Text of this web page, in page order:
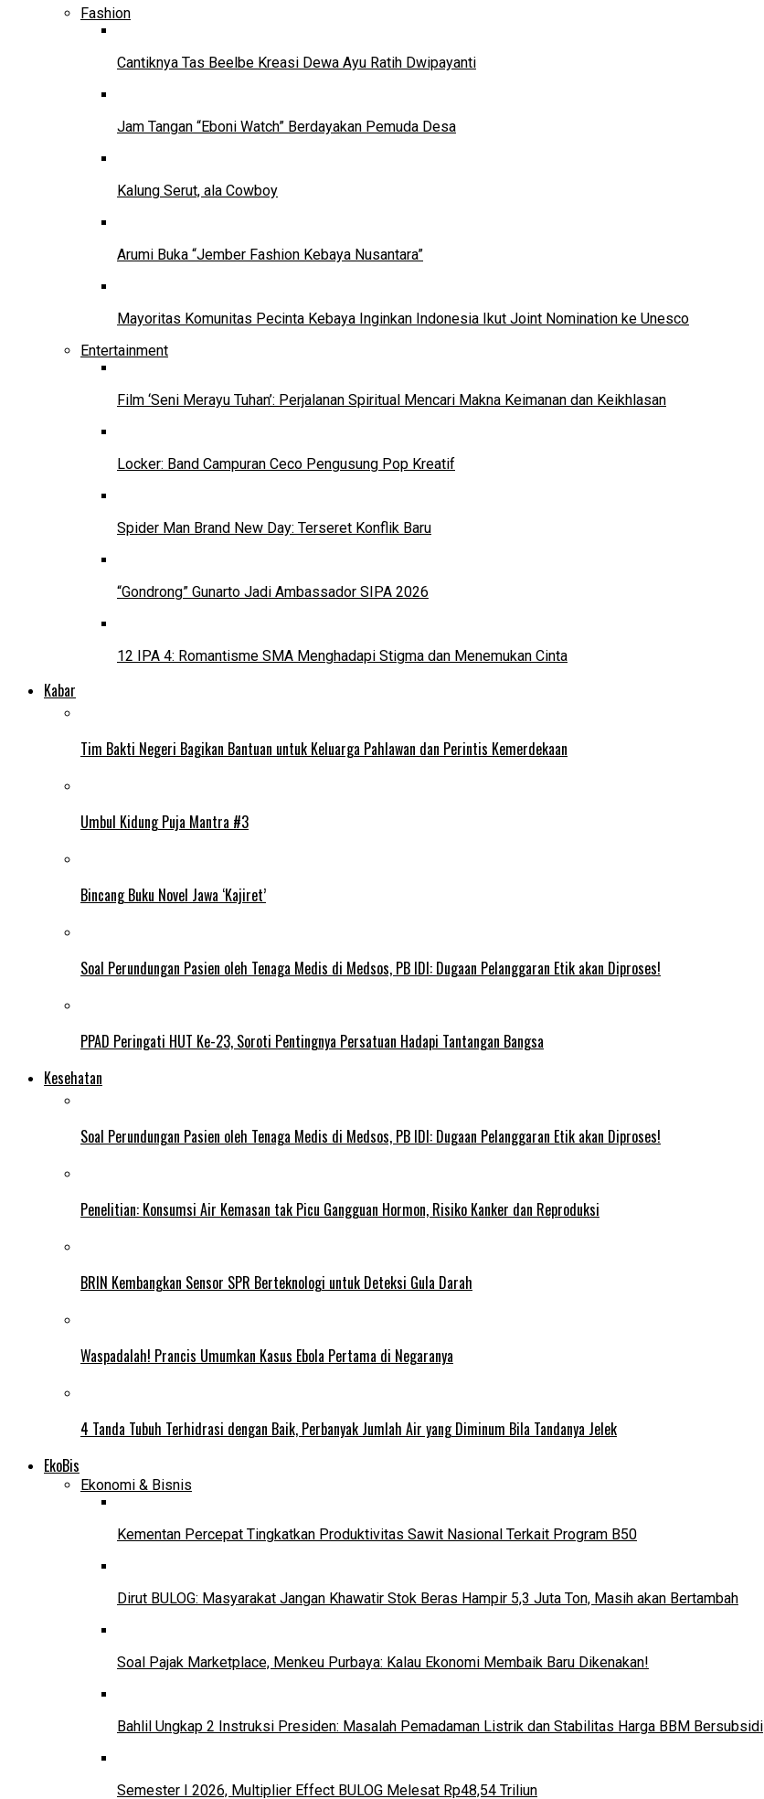
Fashion
Cantiknya Tas Beelbe Kreasi Dewa Ayu Ratih Dwipayanti
Jam Tangan “Eboni Watch” Berdayakan Pemuda Desa
Kalung Serut, ala Cowboy
Arumi Buka “Jember Fashion Kebaya Nusantara”
Mayoritas Komunitas Pecinta Kebaya Inginkan Indonesia Ikut Joint Nomination ke Unesco
Entertainment
Film ‘Seni Merayu Tuhan’: Perjalanan Spiritual Mencari Makna Keimanan dan Keikhlasan
Locker: Band Campuran Ceco Pengusung Pop Kreatif
Spider Man Brand New Day: Terseret Konflik Baru
“Gondrong” Gunarto Jadi Ambassador SIPA 2026
12 IPA 4: Romantisme SMA Menghadapi Stigma dan Menemukan Cinta
Kabar
Tim Bakti Negeri Bagikan Bantuan untuk Keluarga Pahlawan dan Perintis Kemerdekaan
Umbul Kidung Puja Mantra #3
Bincang Buku Novel Jawa ‘Kajiret’
Soal Perundungan Pasien oleh Tenaga Medis di Medsos, PB IDI: Dugaan Pelanggaran Etik akan Diproses!
PPAD Peringati HUT Ke-23, Soroti Pentingnya Persatuan Hadapi Tantangan Bangsa
Kesehatan
Soal Perundungan Pasien oleh Tenaga Medis di Medsos, PB IDI: Dugaan Pelanggaran Etik akan Diproses!
Penelitian: Konsumsi Air Kemasan tak Picu Gangguan Hormon, Risiko Kanker dan Reproduksi
BRIN Kembangkan Sensor SPR Berteknologi untuk Deteksi Gula Darah
Waspadalah! Prancis Umumkan Kasus Ebola Pertama di Negaranya
4 Tanda Tubuh Terhidrasi dengan Baik, Perbanyak Jumlah Air yang Diminum Bila Tandanya Jelek
EkoBis
Ekonomi & Bisnis
Kementan Percepat Tingkatkan Produktivitas Sawit Nasional Terkait Program B50
Dirut BULOG: Masyarakat Jangan Khawatir Stok Beras Hampir 5,3 Juta Ton, Masih akan Bertambah
Soal Pajak Marketplace, Menkeu Purbaya: Kalau Ekonomi Membaik Baru Dikenakan!
Bahlil Ungkap 2 Instruksi Presiden: Masalah Pemadaman Listrik dan Stabilitas Harga BBM Bersubsidi
Semester I 2026, Multiplier Effect BULOG Melesat Rp48,54 Triliun